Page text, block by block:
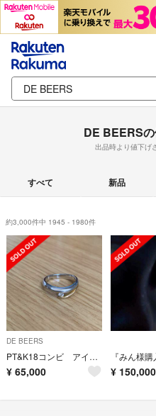
DE BEERS
出品時より値下げ
すべて 新品
約3,000件中 1945 - 1980件
DE BEERS
PT&K18コンビ アイデアルカットダイヤモンドリング 美品
¥ 65,000 ¥ 150,000